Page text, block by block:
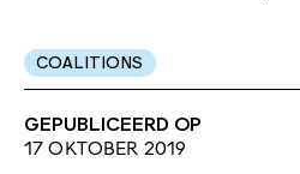
COALITIONS
GEPUBLICEERD OP
17 OKTOBER 2019